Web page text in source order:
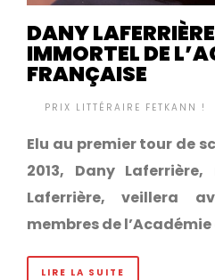
DANY
IMMORTEL DE
FRANÇAISE
PRIX LITTÉRAIRE FETKANN !
Elu au premier tour de
2013, Dany
Laferrière, veillera
membres de
LIRE LA SUITE